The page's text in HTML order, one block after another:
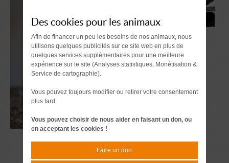
Des cookies pour les animaux
Afin de financer un peu les besoins de nos animaux, nous
utilisons quelques publicités sur ce site web en plus de
quelques services supplémentaires pour une meilleure
expérience sur le site (Analyses statistiques, Monétisation &
Service de cartographie).
Vous pouvez toujours modifier ou retirer votre consentement
plus tard.
Vous pouvez choisir de nous aider en faisant un don, ou
en acceptant les cookies !
Faire un don